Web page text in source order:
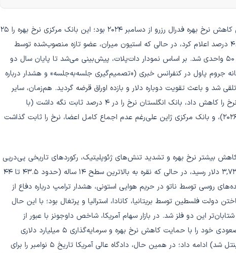
در شهریور ۱۴۰۴، محور اصلی بازارهای جهانی نخستین کاهش نرخ بهره فدرال رزرو از دسامبر ۲۰۲۴ بود؛ این بانک مرکزی نرخ بهره را ۲۵
واحد پایه کاهش داد و محدوده جدید را ۴.۰۰ تا ۴.۲۵ درصد اعلام کرد، در حالی که استیون میران، عضو تازه منصوب‌شده توسط
ترامپ، تنها عضوی بود که خواستار کاهش تهاجمی‌تر ۵۰ واحدی شد. بر اساس نمودار دات‌پلات، پیش‌بینی می‌شد تا پایان سال دو
جروم پاول در کنفرانس خبری («تصمیم‌گیری جلسه‌به‌جلسه» و هشدار درباره
شد و باعث تقویت دوباره دلار و بازده اوراق قرضه گردید. هم‌زمان، سایر
بانک‌های مرکزی نیز واکنش نشان دادند: بانک کانادا نرخ را کاهش داد، بانک انگلستان نرخ را در ۴ درصد ثابت نگه داشت (با
پیش‌بینی تحلیلگران مبنی بر تعویق کاهش بعدی تا ۲۰۲۶)، و بانک مرکزی ژاپن على‌رغم عدم اجماع کامل اعضا، نرخ را ثابت گذاشت
کاهش بیشتر نرخ بهره و تشدید تنش‌های ژئوپلیتیک، رکوردهای تاریخی پی‌درپی
ثبت کردند؛ طلا به بالای ۳,۷۰۰ دلار و نزدیک رکورد ۳,۷۳۰ دلار رسید، در حالی که نقره به بالاترین سطح ۱۴ ساله (حدود ۴۳.۵ تا ۴۴
روسی توسط ناتو در حریم هوایی استونی، هشدار ترامپ درباره دفاع از
دولت فلسطین توسط بریتانیا، کانادا، استرالیا و پرتغال بود؛ با این حال
این دو فلز شد. در بازار سهام آمریکا، شاخص داوجونز با عبور از
۴۶,۴۰۰ واحد رکورد تاریخی جدیدی ثبت کرد و روند صعودی خود را با حمایت کاهش نرخ بهره و سرمایه‌گذاری ۵ میلیارد دلاری
انویدیا در اینتل (که باعث جهش ۳۰ درصدی سهام اینتل شد) ادامه داد؛ در همین حال، دادگاه عالی آمریکا تاریخ ۵ نوامبر را برای